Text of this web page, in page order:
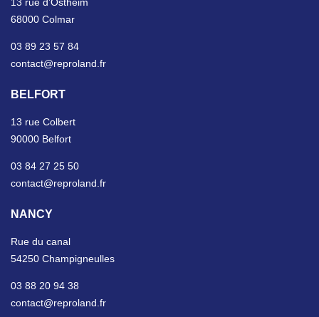
68000 Colmar
03 89 23 57 84
contact@reproland.fr
BELFORT
13 rue Colbert
90000 Belfort
03 84 27 25 50
contact@reproland.fr
NANCY
Rue du canal
54250 Champigneulles
03 88 20 94 38
contact@reproland.fr